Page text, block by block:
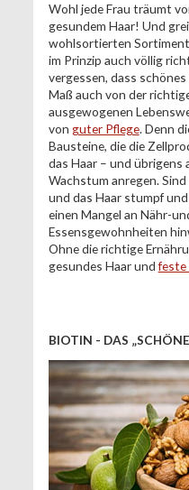
Wohl jede Frau träumt
gesundem Haar! Und
wohlsortierten Sortiment
im Prinzip auch völlig
vergessen, dass
Maß auch von der
ausgewogenen
von guter Pflege. Denn
Bausteine, die die
das Haar – und übrigens
Wachstum anregen.
und das Haar stumpf
einen Mangel an Nähr-
Essensgewohnheiten
Ohne die richtige
gesundes Haar undfeste
BIOTIN - DAS